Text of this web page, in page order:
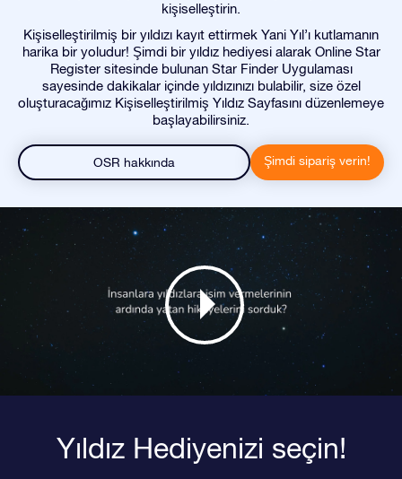
kişiselleştirin.
Kişiselleştirilmiş bir yıldızı kayıt ettirmek Yani Yıl’ı kutlamanın
harika bir yoludur! Şimdi bir yıldız hediyesi alarak Online Star
Register sitesinde bulunan Star Finder Uygulaması
sayesinde dakikalar içinde yıldızınızı bulabilir, size özel
oluşturacağımız Kişiselleştirilmiş Yıldız Sayfasını düzenlemeye
başlayabilirsiniz.
OSR hakkında Şimdi sipariş verin!
Yıldız Hediyenizi seçin!